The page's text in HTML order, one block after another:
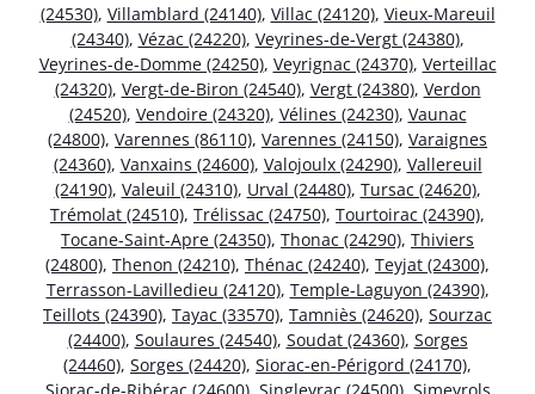
(24530), Villamblard (24140), Villac (24120), Vieux-Mareuil
(24340), Vézac (24220), Veyrines-de-Vergt (24380),
Veyrines-de-Domme (24250), Veyrignac (24370), Verteillac
(24320), Vergt-de-Biron (24540), Vergt (24380), Verdon
(24520), Vendoire (24320), Vélines (24230), Vaunac
(24800), Varennes (86110), Varennes (24150), Varaignes
(24360), Vanxains (24600), Valojoulx (24290), Vallereuil
(24190), Valeuil (24310), Urval (24480), Tursac (24620),
Trémolat (24510), Trélissac (24750), Tourtoirac (24390),
Tocane-Saint-Apre (24350), Thonac (24290), Thiviers
(24800), Thenon (24210), Thénac (24240), Teyjat (24300),
Terrasson-Lavilledieu (24120), Temple-Laguyon (24390),
Teillots (24390), Tayac (33570), Tamniès (24620), Sourzac
(24400), Soulaures (24540), Soudat (24360), Sorges
(24460), Sorges (24420), Siorac-en-Périgord (24170),